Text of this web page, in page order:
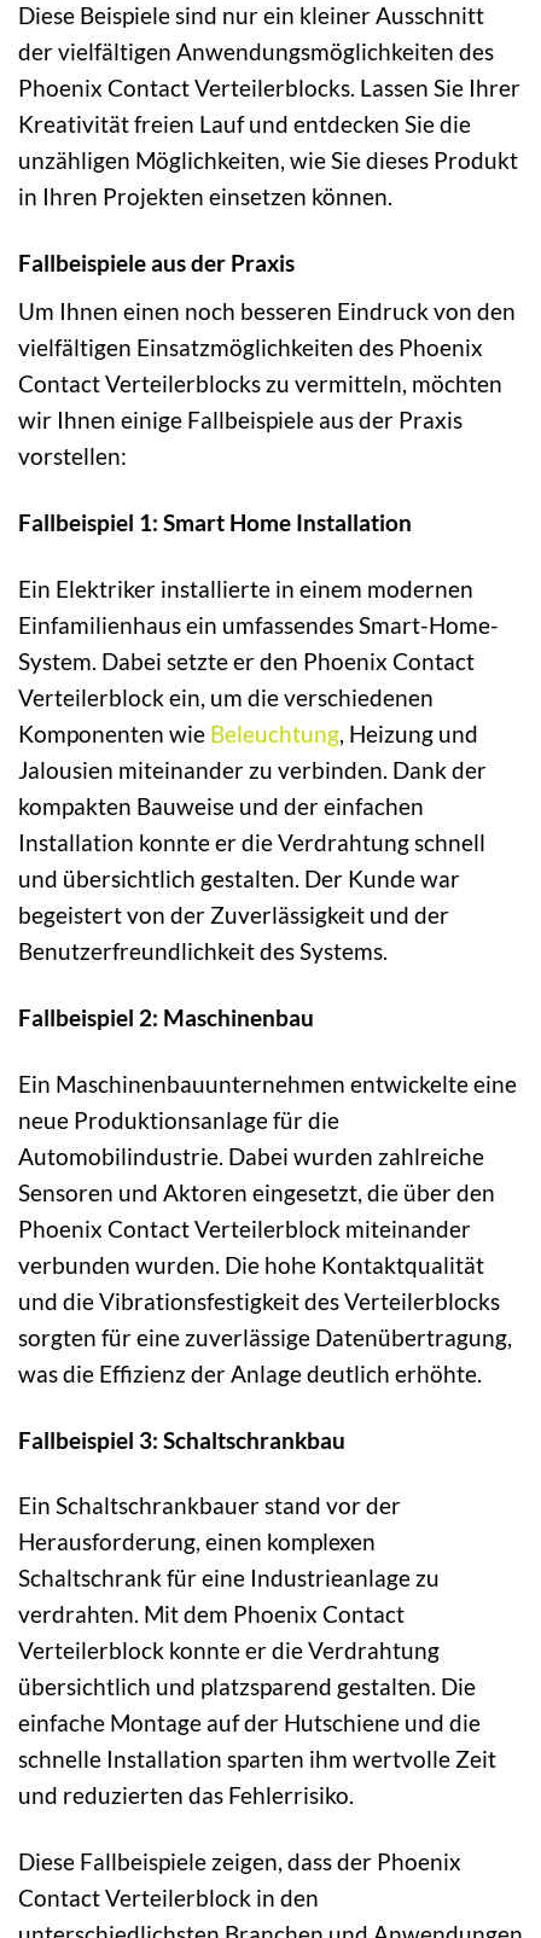
Diese Beispiele sind nur ein kleiner Ausschnitt
der vielfältigen Anwendungsmöglichkeiten des
Phoenix Contact Verteilerblocks. Lassen Sie Ihrer
Kreativität freien Lauf und entdecken Sie die
unzähligen Möglichkeiten, wie Sie dieses Produkt
in Ihren Projekten einsetzen können.
Fallbeispiele aus der Praxis
Um Ihnen einen noch besseren Eindruck von den
vielfältigen Einsatzmöglichkeiten des Phoenix
Contact Verteilerblocks zu vermitteln, möchten
wir Ihnen einige Fallbeispiele aus der Praxis
vorstellen:
Fallbeispiel 1: Smart Home Installation
Ein Elektriker installierte in einem modernen
Einfamilienhaus ein umfassendes Smart-Home-
System. Dabei setzte er den Phoenix Contact
Verteilerblock ein, um die verschiedenen
Komponenten wie Beleuchtung, Heizung und
Jalousien miteinander zu verbinden. Dank der
kompakten Bauweise und der einfachen
Installation konnte er die Verdrahtung schnell
und übersichtlich gestalten. Der Kunde war
begeistert von der Zuverlässigkeit und der
Benutzerfreundlichkeit des Systems.
Fallbeispiel 2: Maschinenbau
Ein Maschinenbauunternehmen entwickelte eine
neue Produktionsanlage für die
Automobilindustrie. Dabei wurden zahlreiche
Sensoren und Aktoren eingesetzt, die über den
Phoenix Contact Verteilerblock miteinander
verbunden wurden. Die hohe Kontaktqualität
und die Vibrationsfestigkeit des Verteilerblocks
sorgten für eine zuverlässige Datenübertragung,
was die Effizienz der Anlage deutlich erhöhte.
Fallbeispiel 3: Schaltschrankbau
Ein Schaltschrankbauer stand vor der
Herausforderung, einen komplexen
Schaltschrank für eine Industrieanlage zu
verdrahten. Mit dem Phoenix Contact
Verteilerblock konnte er die Verdrahtung
übersichtlich und platzsparend gestalten. Die
einfache Montage auf der Hutschiene und die
schnelle Installation sparten ihm wertvolle Zeit
und reduzierten das Fehlerrisiko.
Diese Fallbeispiele zeigen, dass der Phoenix
Contact Verteilerblock in den